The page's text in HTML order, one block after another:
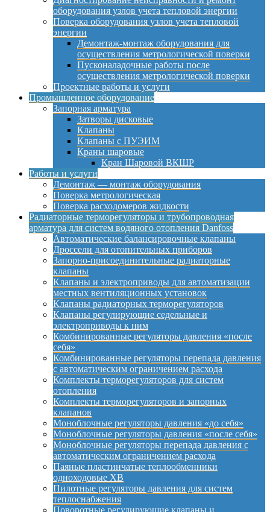
оборудования узлов учета тепловой энергии
Поверка оборудования узлов учета тепловой
энергии
Демонтаж-монтаж оборудования для
осуществления метрологической поверки
Пусконаладочные работы после
осуществления метрологической поверки
Проектные работы и услуги
Промышленное оборудование
Запорная арматура
Затворы дисковые
Клапаны
Клапаны с ПУЭИМ
Краны шаровые
Кран Шаровой ВКШР
Работы и услуги
Демонтаж — монтаж оборудования
Поверка метрологическая
Поверка расходомеров жидкости
Радиаторные терморегуляторы и трубопроводная
арматура для систем водяного отопления Danfoss
Автоматические балансировочные клапаны
Дроссели для отопительных приборов
Запорно-присоединительные радиаторные
клапаны
Клапаны и электроприводы для автоматизации
местных вентиляционных установок
Клапаны радиаторных терморегуляторов
Клапаны регулирующие седельные и
электроприводы к ним
Комбинированные регуляторы давления «после
себя»
Комбинированные регуляторы перепада давления
с автоматическим ограничением расхода
Комплекты терморегуляторов для систем
отопления
Комплекты терморегуляторов и запорных
клапанов
Моноблочные регуляторы давления «до себя»
Моноблочные регуляторы давления «после себя»
Моноблочные регуляторы перепада давления с
автоматическим ограничением расхода
Паяные пластинчатые теплообменники
одноходовые XB
Пилотные регуляторы давления для систем
теплоснабжения
Поворотные регулирующие клапаны и